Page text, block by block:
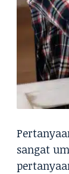
sangat